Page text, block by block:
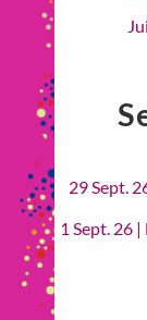
29 Sept.
1 Sept. 26